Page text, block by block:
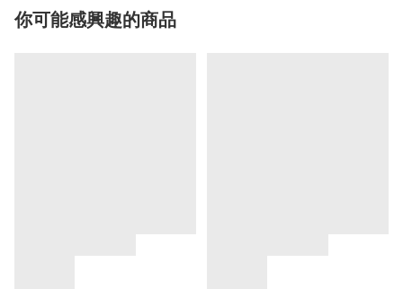
你可能感興趣的商品